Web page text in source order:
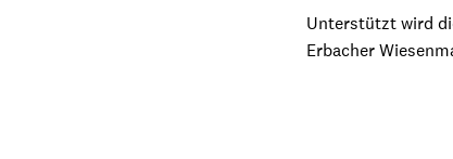
Unterstützt wird
Erbacher